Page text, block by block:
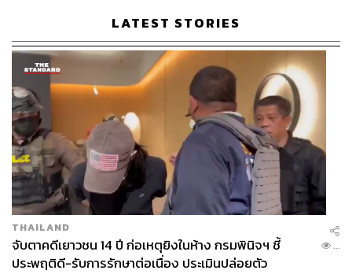
LATEST STORIES
THAILAND
จับตาคดีเยาวชน 14 ปี ก่อเหตุยิงในห้าง กรมพินิจฯ ชี้
ประพฤติดี-รับการรักษาต่อเนื่อง ประเมินปล่อยตัว
...